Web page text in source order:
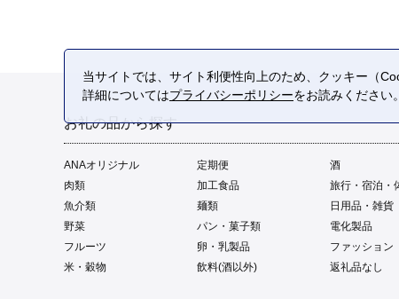
お礼の品から探す
ANAオリジナル 定期便
酒
肉類
加工食品
旅行・宿泊・
魚介類
麺類
日用品・雑貨
野菜
パン・菓子類
電化製品
フルーツ
卵・乳製品
ファッション
米・穀物
飲料(酒以外) 返礼品なし
当サイトでは、サイト利便性向上のため、クッキー（
詳細についてはプライバシーポリシーをお読みください。